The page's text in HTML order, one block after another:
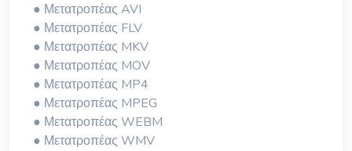
● Μετατροπέας AVI
● Μετατροπέας FLV
● Μετατροπέας MKV
● Μετατροπέας MOV
● Μετατροπέας MP4
● Μετατροπέας MPEG
● Μετατροπέας WEBM
● Μετατροπέας WMV